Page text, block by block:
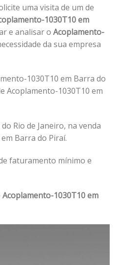
uma visita de um de
1030T10 em
e analisar o Acoplamento-
da sua empresa
1030T10 em Barra do
Acoplamento-1030T10 em
Rio de Janeiro, na venda
Barra do Piraí.
faturamento mínimo e
Acoplamento-1030T10 em